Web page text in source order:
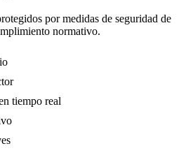
por medidas de seguridad de
normativo.
tiempo real